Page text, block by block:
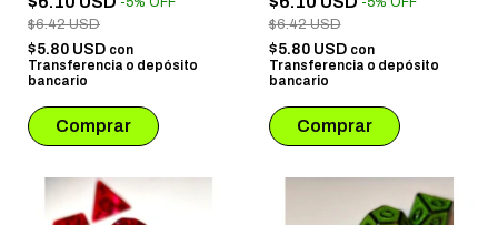
$6.42 USD
$5.80 USD con
Transferencia o depósito
bancario
$6.42 USD
$5.80 USD con
Transferencia o depósito
bancario